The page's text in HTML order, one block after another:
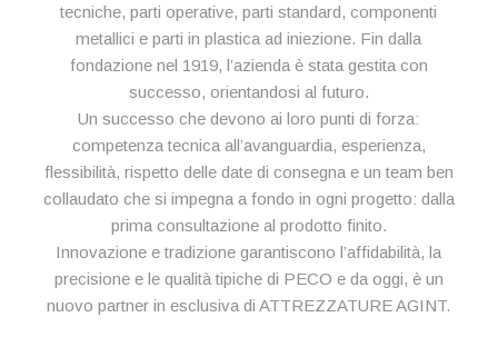
tecniche, parti operative, parti standard, componenti
metallici e parti in plastica ad iniezione. Fin dalla
fondazione nel 1919, l’azienda è stata gestita con
successo, orientandosi al futuro.
Un successo che devono ai loro punti di forza:
competenza tecnica all’avanguardia, esperienza,
flessibilità, rispetto delle date di consegna e un team ben
collaudato che si impegna a fondo in ogni progetto: dalla
prima consultazione al prodotto finito.
Innovazione e tradizione garantiscono l’affidabilità, la
precisione e le qualità tipiche di PECO e da oggi, è un
nuovo partner in esclusiva di ATTREZZATURE AGINT.